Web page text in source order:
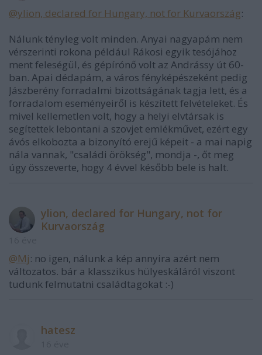
@ylion, declared for Hungary, not for Kurvaország:
Nálunk tényleg volt minden. Anyai nagyapám nem
vérszerinti rokona például Rákosi egyik tesójához
ment feleségül, és gépírónő volt az Andrássy út 60-
ban. Apai dédapám, a város fényképészeként pedig
Jászberény forradalmi bizottságának tagja lett, és a
forradalom eseményeiről is készített felvételeket. És
mivel kellemetlen volt, hogy a helyi elvtársak is
segítettek lebontani a szovjet emlékművet, ezért egy
ávós elkobozta a bizonyító erejű képeit - a mai napig
nála vannak, "családi örökség", mondja -, őt meg
úgy összeverte, hogy 4 évvel később bele is halt.
ylion, declared for Hungary, not for
Kurvaország
@Mj: no igen, nálunk a kép annyira azért nem
változatos. bár a klasszikus hülyeskáláról viszont
tudunk felmutatni családtagokat :-)
hatesz